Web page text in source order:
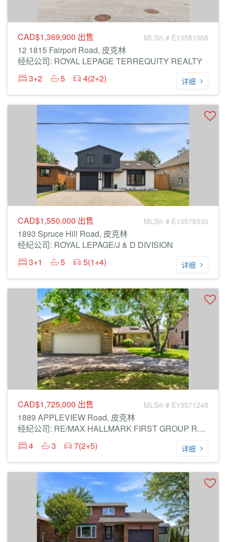
CAD$1,369,900 出售 MLS® # E13581068
12 1815 Fairport Road, 皮克林
经纪公司: ROYAL LEPAGE TERREQUITY REALTY
3+2
5 4(2+2) 详细
CAD$1,550,000 出售 MLS® # E13578330
1893 Spruce Hill Road, 皮克林
经纪公司: ROYAL LEPAGE/J & D DIVISION
3+1
5 5(1+4) 详细
CAD$1,725,000 出售 MLS® # E13571248
1889 APPLEVIEW Road, 皮克林
经纪公司: RE/MAX HALLMARK FIRST GROUP REALTY LTD.
4
3 7(2+5) 详细